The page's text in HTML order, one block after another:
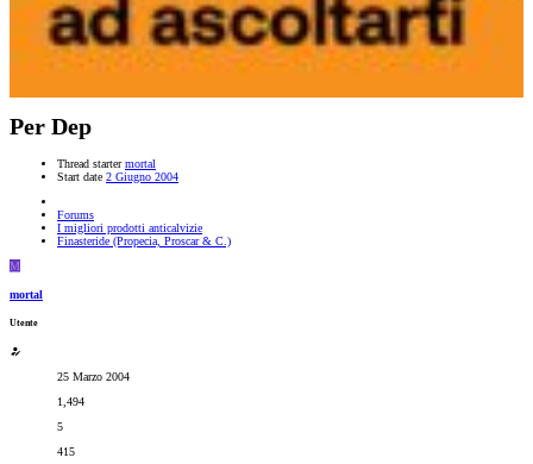
Per Dep
Thread starter mortal
Start date 2 Giugno 2004
Forums
I migliori prodotti anticalvizie
Finasteride (Propecia, Proscar & C.)
M
mortal
Utente
25 Marzo 2004
1,494
5
415